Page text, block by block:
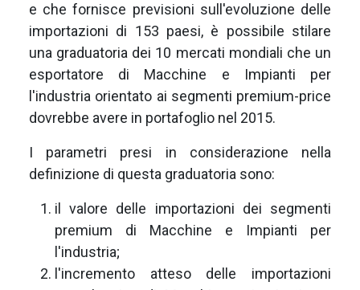
e che fornisce previsioni sull'evoluzione delle
importazioni di 153 paesi, è possibile stilare
una graduatoria dei 10 mercati mondiali che un
esportatore di Macchine e Impianti per
l'industria orientato ai segmenti premium-price
dovrebbe avere in portafoglio nel 2015.
I parametri presi in considerazione nella
definizione di questa graduatoria sono:
il valore delle importazioni dei segmenti
premium di Macchine e Impianti per
l'industria;
l'incremento atteso delle importazioni